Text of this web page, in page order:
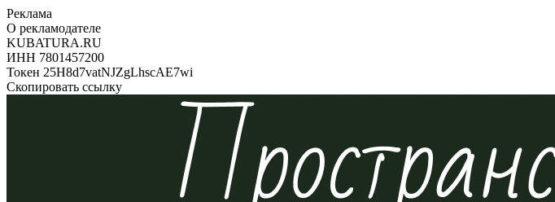
Реклама
О рекламодателе
KUBATURA.RU
ИНН 7801457200
Токен 25H8d7vatNJZgLhscAE7wi
Скопировать ссылку